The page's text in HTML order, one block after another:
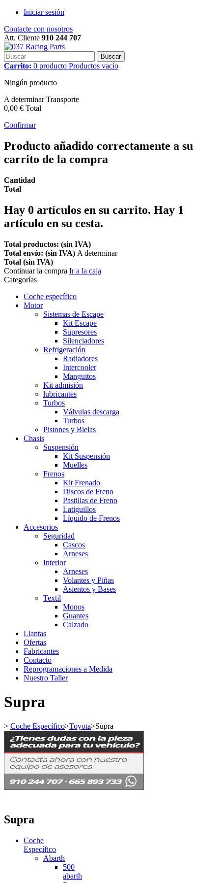
Iniciar sesión
Contacte con nosotros
Att. Cliente 910 244 707
Buscar
Carrito: 0 producto Productos vacío
Ningún producto
A determinarTransporte
0,00 € Total
Confirmar
Producto añadido correctamente a su
carrito de la compra
Cantidad
Total
Hay 0 artículos en su carrito. Hay 1
artículo en su cesta.
Total productos: (sin IVA)
Total envío: (sin IVA) A determinar
Total (sin IVA)
Continuar la compra Ir a la caja
Categorías
Coche específico
Motor
Sistemas de Escape
Kit Escape
Supresores
Silenciadores
Refrigeración
Radiadores
Intercooler
Manguitos
Kit admisión
lubricantes
Turbos
Válvulas descarga
Turbos
Pistones y Bielas
Chasis
Suspensión
Kit Suspensión
Muelles
Frenos
Kit Frenado
Discos de Freno
Pastillas de Freno
Latiguillos
Líquido de Frenos
Accesorios
Seguridad
Cascos
Arneses
Interior
Arneses
Volantes y Piñas
Asientos y Bases
Textil
Monos
Guantes
Calzado
Llantas
Ofertas
Fabricantes
Contacto
Reprogramaciones a Medida
Nuestro Taller
Supra
> Coche Específico>Toyota>Supra
Supra
Coche
Específico
Abarth
500
abarth